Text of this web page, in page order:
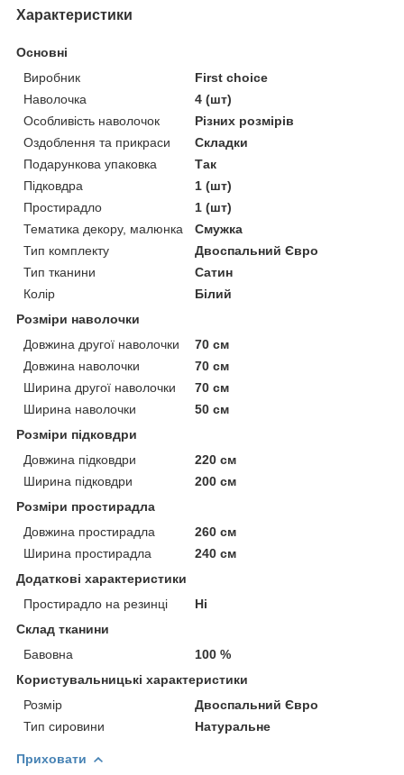
Характеристики
Основні
Виробник
First choice
Наволочка
4 (шт)
Особливість наволочок
Різних розмірів
Оздоблення та прикраси
Складки
Подарункова упаковка
Так
Підковдра
1 (шт)
Простирадло
1 (шт)
Тематика декору, малюнка
Смужка
Тип комплекту
Двоспальний Євро
Тип тканини
Сатин
Колір
Білий
Розміри наволочки
Довжина другої наволочки
70 см
Довжина наволочки
70 см
Ширина другої наволочки
70 см
Ширина наволочки
50 см
Розміри підковдри
Довжина підковдри
220 см
Ширина підковдри
200 см
Розміри простирадла
Довжина простирадла
260 см
Ширина простирадла
240 см
Додаткові характеристики
Простирадло на резинці
Ні
Склад тканини
Бавовна
100 %
Користувальницькі характеристики
Розмір
Двоспальний Євро
Тип сировини
Натуральне
Приховати